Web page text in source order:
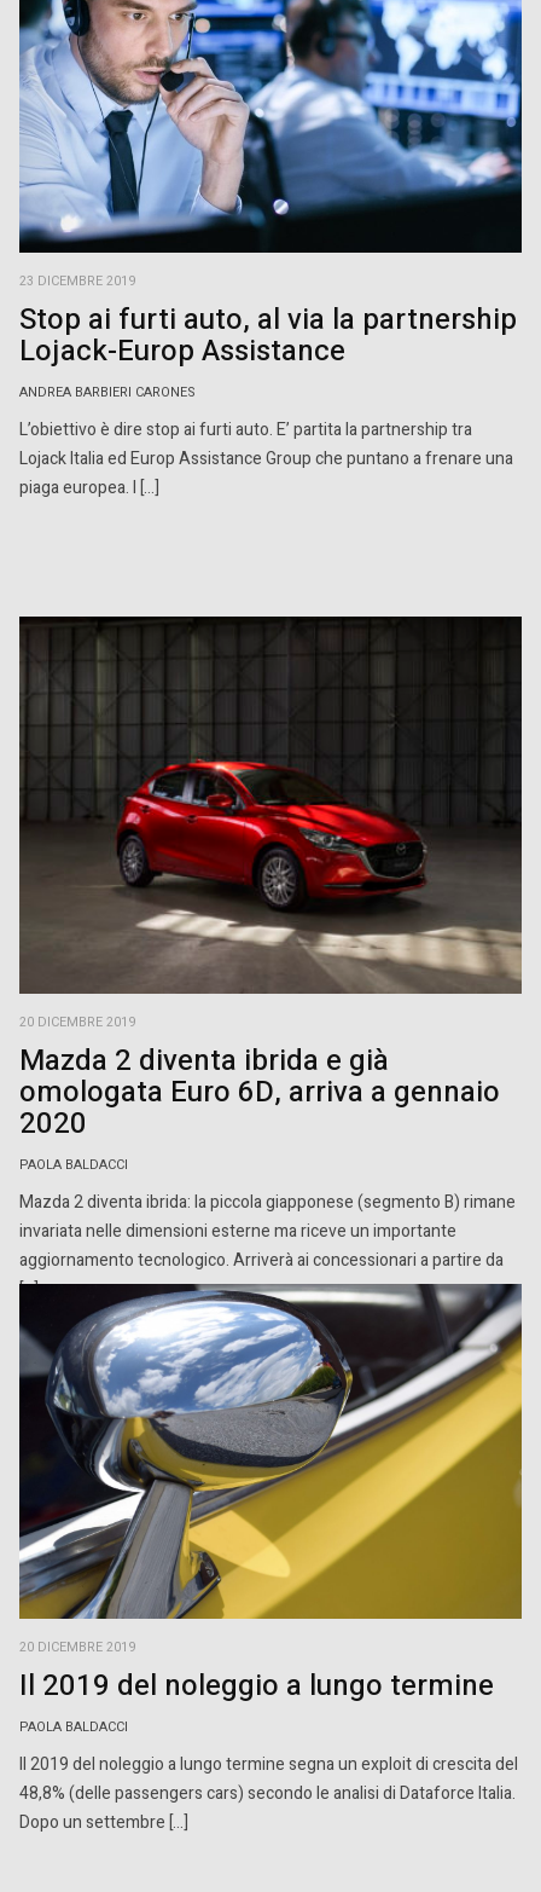
23 DICEMBRE 2019
Stop ai furti auto, al via la partnership
Lojack-Europ Assistance
ANDREA BARBIERI CARONES
L’obiettivo è dire stop ai furti auto. E’ partita la partnership tra
Lojack Italia ed Europ Assistance Group che puntano a frenare una
piaga europea. I […]
20 DICEMBRE 2019
Mazda 2 diventa ibrida e già
omologata Euro 6D, arriva a gennaio
2020
PAOLA BALDACCI
Mazda 2 diventa ibrida: la piccola giapponese (segmento B) rimane
invariata nelle dimensioni esterne ma riceve un importante
aggiornamento tecnologico. Arriverà ai concessionari a partire da
[…]
20 DICEMBRE 2019
Il 2019 del noleggio a lungo termine
PAOLA BALDACCI
Il 2019 del noleggio a lungo termine segna un exploit di crescita del
48,8% (delle passengers cars) secondo le analisi di Dataforce Italia.
Dopo un settembre […]